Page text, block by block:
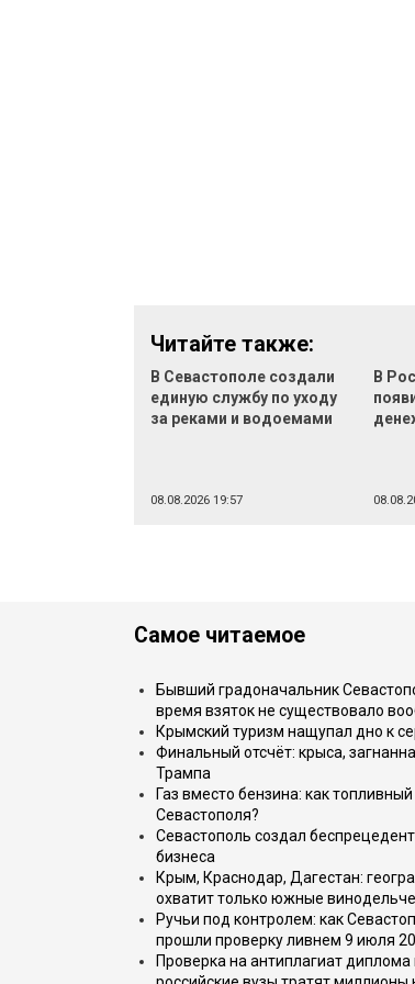
Читайте также:
В Севастополе создали
единую службу по уходу
за реками и водоемами
08.08.2026 19:57
В
Самое читаемое
Бывший градоначальник
время взяток не существовало
Крымский туризм нащупал дно к
Финальный отсчёт: крыса,
Трампа
Газ вместо бензина: как
Севастополя?
Севастополь создал
бизнеса
Крым, Краснодар, Дагестан:
охватит только южные
Ручьи под контролем: как
прошли проверку ливнем 9 июля
Проверка на антиплагиат диплома